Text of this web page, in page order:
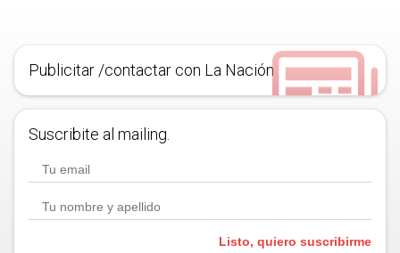
Publicitar /contactar con La Nación
Suscribite al mailing.
Listo, quiero suscribirme